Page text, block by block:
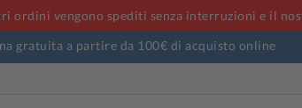
ordini vengono spediti senza interruzioni e il
gratuita a partire da 100€ di acquisto online